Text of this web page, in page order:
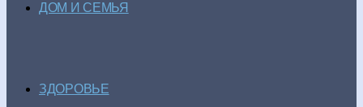
ДОМ И СЕМЬЯ
ЗДОРОВЬЕ